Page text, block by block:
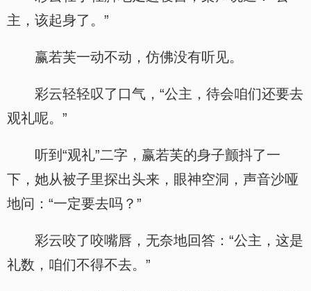
主，该起身了。”
赢若芙一动不动，仿佛没有听见。
彩云轻轻叹了口气，“公主，待会咱们还要去
观礼呢。”
听到“观礼”二字，赢若芙的身子颤抖了一
下，她从被子里探出头来，眼神空洞，声音沙哑
地问：“一定要去吗？”
彩云咬了咬嘴唇，无奈地回答：“公主，这是
礼数，咱们不得不去。”